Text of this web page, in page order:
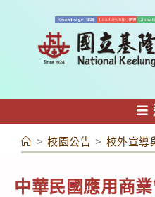
容
> 校園公告 > 校外宣導
中華民國應用商